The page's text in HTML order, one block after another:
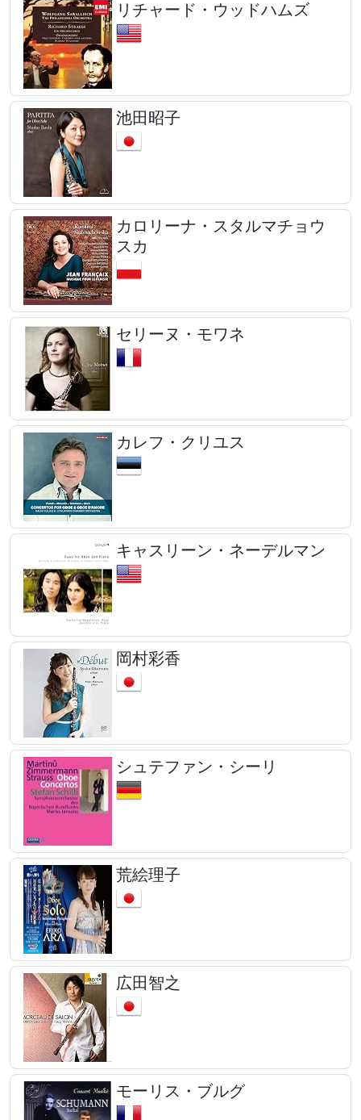
リチャード・ウッドハムズ
池田昭子
カロリーナ・スタルマチョウ
スカ
セリーヌ・モワネ
カレフ・クリユス
キャスリーン・ネーデルマン
岡村彩香
シュテファン・シーリ
荒絵理子
広田智之
モーリス・ブルグ